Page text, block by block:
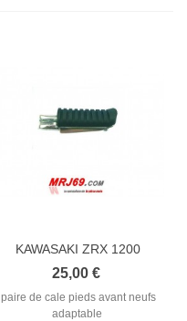
KAWASAKI ZRX 1200
2001-2006...
25,00 €
paire de cale pieds avant neufs
adaptable